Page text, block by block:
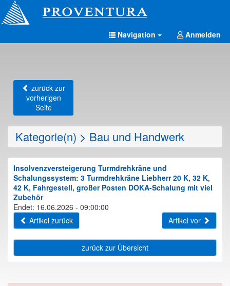
Navigation Anmelden
zurück zur
vorherigen
Seite
Kategorie(n) > Bau und Handwerk
Insolvenzversteigerung Turmdrehkräne und
Schalungssystem: 3 Turmdrehkräne Liebherr 20 K, 32 K,
42 K, Fahrgestell, großer Posten DOKA-Schalung mit viel
Zubehör
Endet: 16.06.2026 - 09:00:00
Artikel zurück
Artikel vor
zurück zur Übersicht